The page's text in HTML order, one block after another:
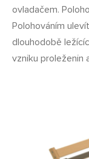
ovladačem.
Polohováním
dlouhodobě
vzniku proleženin